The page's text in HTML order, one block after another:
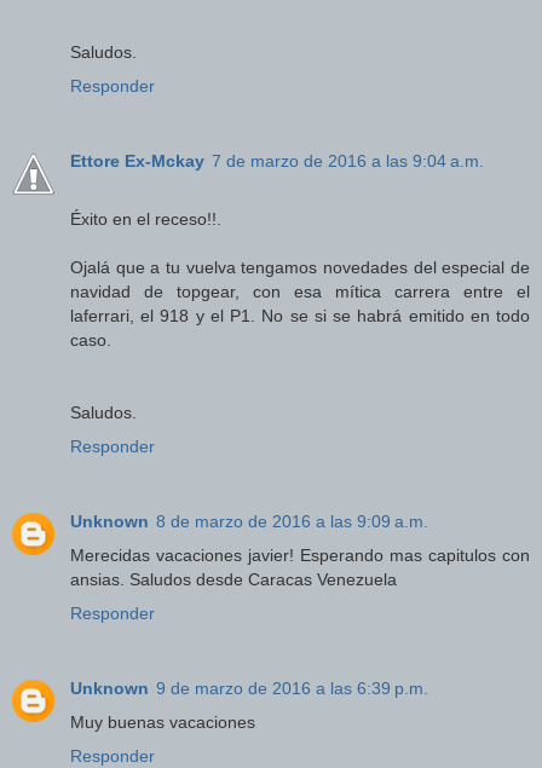
Saludos.
Responder
Ettore Ex-Mckay 7 de marzo de 2016 a las 9:04 a.m.
Éxito en el receso!!.
Ojalá que a tu vuelva tengamos novedades del especial de
navidad de topgear, con esa mítica carrera entre el
laferrari, el 918 y el P1. No se si se habrá emitido en todo
caso.
Saludos.
Responder
Unknown 8 de marzo de 2016 a las 9:09 a.m.
Merecidas vacaciones javier! Esperando mas capitulos con
ansias. Saludos desde Caracas Venezuela
Responder
Unknown 9 de marzo de 2016 a las 6:39 p.m.
Muy buenas vacaciones
Responder